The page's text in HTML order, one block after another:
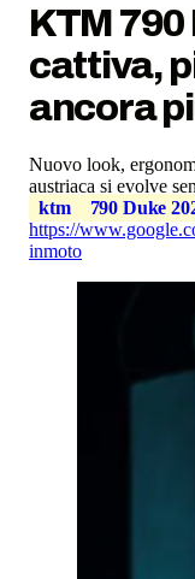
KTM
cattiva,
ancora
Nuovo look,
austriaca si evolve
ktm
790 Duke
https://
inmoto